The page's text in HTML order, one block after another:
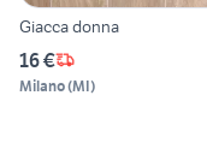
Giacca donna
16 €
Milano(MI)